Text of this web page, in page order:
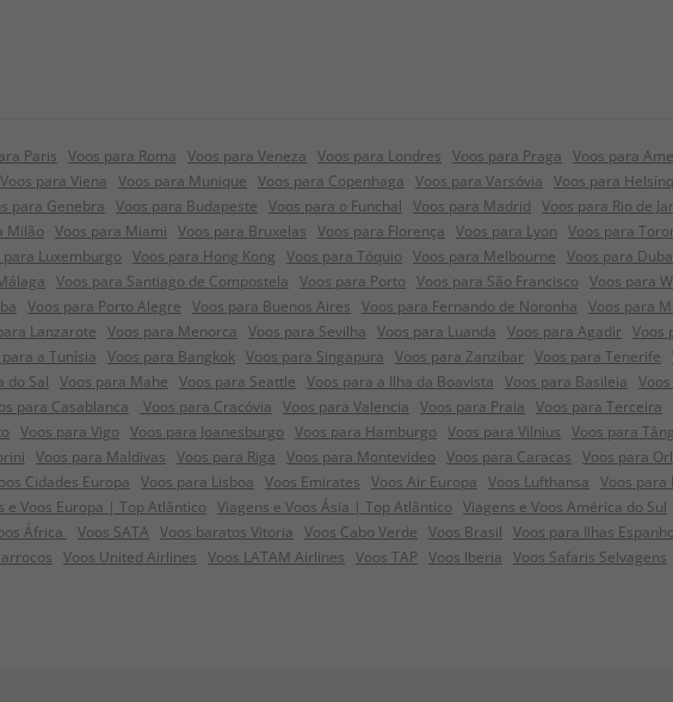
Paris Voos para Roma Voos para Veneza Voos para Londres Voos para Praga Voos para
Voos para Viena Voos para Munique Voos para Copenhaga Voos para Varsóvia Voos para
para Genebra Voos para Budapeste Voos para o Funchal Voos para Madrid Voos para Rio de
Milão Voos para Miami Voos para Bruxelas Voos para Florença Voos para Lyon Voos para
para Luxemburgo Voos para Hong Kong Voos para Tóquio Voos para Melbourne Voos para
Voos para Santiago de Compostela Voos para Porto Voos para São Francisco Voos para
Voos para Porto Alegre Voos para Buenos Aires Voos para Fernando de Noronha Voos para
Lanzarote Voos para Menorca Voos para Sevilha Voos para Luanda Voos para Agadir Voos
a Tunísia Voos para Bangkok Voos para Singapura Voos para Zanzibar Voos para Tenerife
do Sal Voos para Mahe Voos para Seattle Voos para a Ilha da Boavista Voos para Basileia
para Casablanca Voos para Cracóvia Voos para Valencia Voos para Praia Voos para Terceira
Voos para Vigo Voos para Joanesburgo Voos para Hamburgo Voos para Vilnius Voos para
Voos para Maldivas Voos para Riga Voos para Montevideo Voos para Caracas Voos para
Cidades Europa Voos para Lisboa Voos Emirates Voos Air Europa Voos Lufthansa Voos para
e Voos Europa | Top Atlântico Viagens e Voos Ásia | Top Atlântico Viagens e Voos América do Sul
África Voos SATA Voos baratos Vitoria Voos Cabo Verde Voos Brasil Voos para Ilhas
Voos United Airlines Voos LATAM Airlines Voos TAP Voos Iberia Voos Safaris Selvagens